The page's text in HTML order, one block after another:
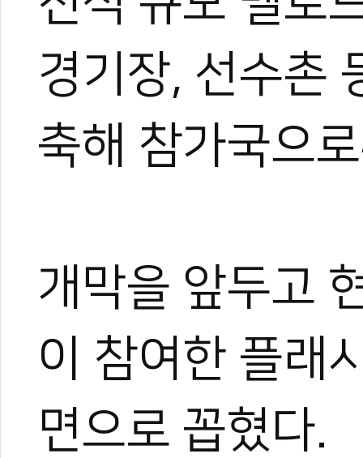
경기장, 선수촌
축해 참가국으
개막을 앞두고
이 참여한 플래
면으로 꼽혔다.